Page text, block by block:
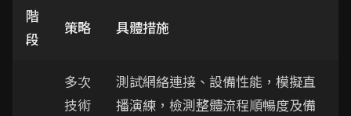
階
段
策略 具體措施
多次
技術
測試網絡連接、設備性能，模擬直
播演練，檢測整體流程順暢度及備